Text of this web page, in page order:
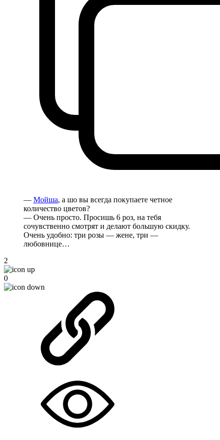
— Мойша, а шо вы всегда покупаете четное
количество цветов?
— Очень просто. Просишь 6 роз, на тебя
сочувственно смотрят и делают большую скидку.
Очень удобно: три розы — жене, три —
любовнице…
2
0